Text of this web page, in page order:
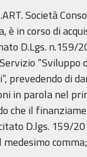
Società
è in corso di
D.Lgs. n.159/
prevedendo di
in parola nel
che il
D.lgs. 159/
medesimo